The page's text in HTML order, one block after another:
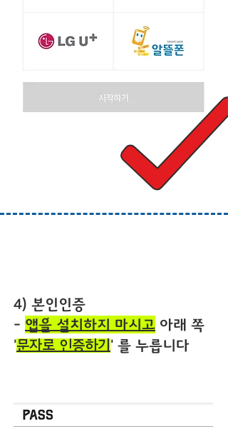
4) 본인인증
- 앱을 설치하지 마시고 아래 쪽
'문자로 인증하기 ' 를 누릅니다